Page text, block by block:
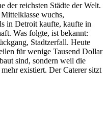
der reichsten Städte der Welt.
wuchs,
in Detroit kaufte, kaufte in
Was folgte, ist bekannt:
Stadtzerfall. Heute
für wenige Tausend Dollar
sind, sondern weil die
existiert. Der Caterer sitzt